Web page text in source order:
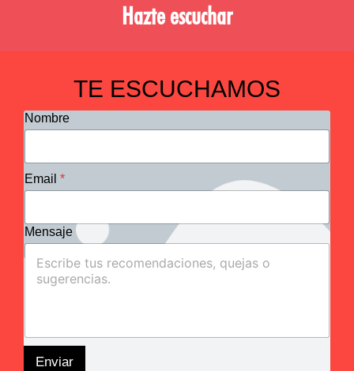
Hazte escuchar
TE ESCUCHAMOS
Nombre
Email *
Mensaje
Enviar